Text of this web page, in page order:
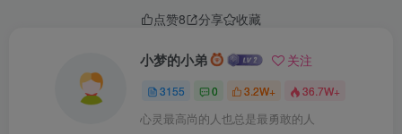
友空间是专为大中型企业及组织打造的社交化协同办公平
口、办公协同、社交沟通、开放生态”等核心价值，通过门
户、审批、签到、公告、文库、沟通、协作等应用，连接企
业员工、产业链伙伴及社会化用户，帮助企业在云服务时
点赞8 分享 收藏
小梦的小弟 关注
3155 0 3.2W+ 36.7W+
心灵最高尚的人也总是最勇敢的人